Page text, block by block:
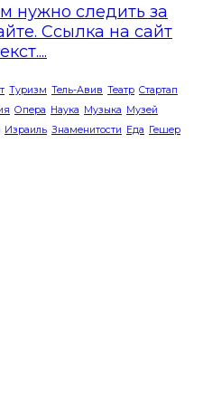
нужно следить за
Ссылка на сайт
Туризм Тель-Авив Театр Стартап
Опера Наука Музыка Музей
Израиль Знаменитости Еда Гешер